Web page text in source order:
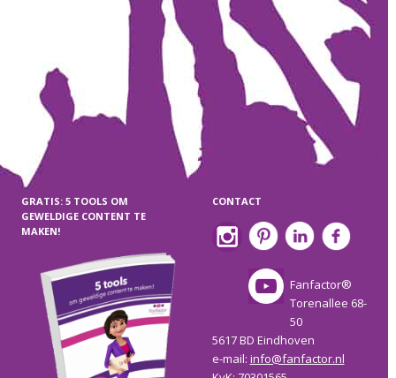
GRATIS: 5 TOOLS OM
GEWELDIGE CONTENT TE
MAKEN!
CONTACT
Fanfactor®
Torenallee 68-
50
5617 BD Eindhoven
e-mail: info@fanfactor.nl